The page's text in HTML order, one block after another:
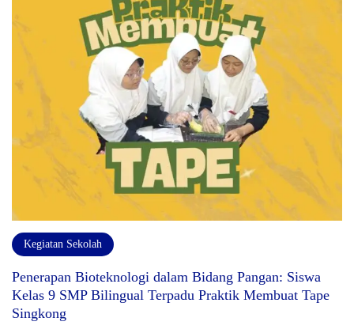
Kegiatan Sekolah
Penerapan Bioteknologi dalam Bidang Pangan: Siswa
Kelas 9 SMP Bilingual Terpadu Praktik Membuat Tape
Singkong